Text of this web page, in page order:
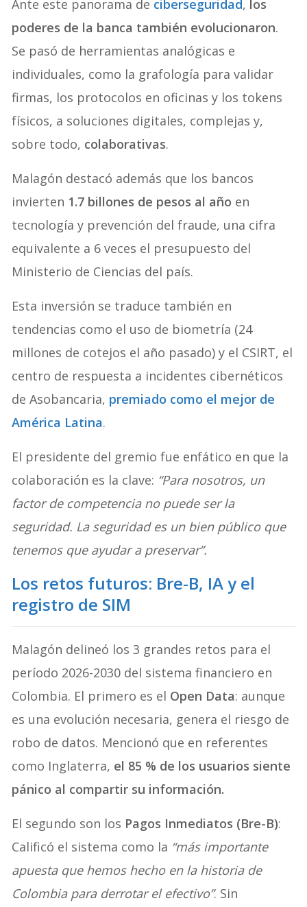
Ante este panorama de ciberseguridad, los
poderes de la banca también evolucionaron.
Se pasó de herramientas analógicas e
individuales, como la grafología para validar
firmas, los protocolos en oficinas y los tokens
físicos, a soluciones digitales, complejas y,
sobre todo, colaborativas.
Malagón destacó además que los bancos
invierten 1.7 billones de pesos al año en
tecnología y prevención del fraude, una cifra
equivalente a 6 veces el presupuesto del
Ministerio de Ciencias del país.
Esta inversión se traduce también en
tendencias como el uso de biometría (24
millones de cotejos el año pasado) y el CSIRT, el
centro de respuesta a incidentes cibernéticos
de Asobancaria, premiado como el mejor de
América Latina.
El presidente del gremio fue enfático en que la
colaboración es la clave: “Para nosotros, un
factor de competencia no puede ser la
seguridad. La seguridad es un bien público que
tenemos que ayudar a preservar”.
Los retos futuros: Bre-B, IA y el
registro de SIM
Malagón delineó los 3 grandes retos para el
período 2026-2030 del sistema financiero en
Colombia. El primero es el Open Data: aunque
es una evolución necesaria, genera el riesgo de
robo de datos. Mencionó que en referentes
como Inglaterra, el 85 % de los usuarios siente
pánico al compartir su información.
El segundo son los Pagos Inmediatos (Bre-B):
Calificó el sistema como la “más importante
apuesta que hemos hecho en la historia de
Colombia para derrotar el efectivo”. Sin